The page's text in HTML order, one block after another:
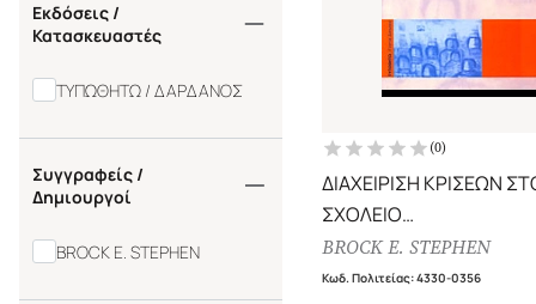
Εκδόσεις /
Κατασκευαστές
ΤΥΠΩΘΗΤΩ / ΔΑΡΔΑΝΟΣ
Συγγραφείς /
Δημιουργοί
BROCK E. STEPHEN
(0)
ΔΙΑΧΕΙΡΙΣΗ ΚΡΙΣΕΩΝ
ΣΧΟΛΕΙΟ
ΕΓΧΕΙΡΙΔΙΟ ΓΙΑ ΤΗ
ΟΜΑΔΩΝ ΔΙΑΧΕΙΡΙΣΗΣ
BROCK E. STEPHEN
Κωδ. Πολιτείας:4330-0356